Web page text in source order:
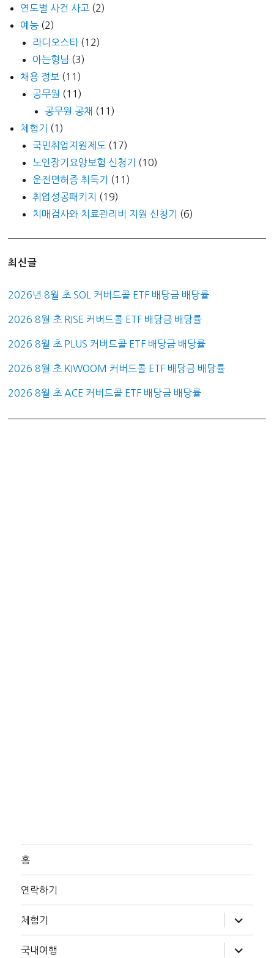
연도별 사건 사고 (2)
예능 (2)
라디오스타(12)
아는형님 (3)
채용 정보 (11)
공무원 (11)
공무원 공채 (11)
체험기
(1)
국민취업지원제도 (17)
노인장기요양보험 신청기
(10)
운전면허증 취득기
(11)
취업성공패키지
(19)
치매검사와 치료관리비 지원 신청기
(6)
최신글
2026년 8월 초 SOL 커버드콜 ETF 배당금 배당률
2026 8월 초 RISE 커버드콜 ETF 배당금 배당률
2026 8월 초 PLUS 커버드콜 ETF 배당금 배당률
2026 8월 초 KIWOOM 커버드콜 ETF 배당금 배당률
2026 8월 초 ACE 커버드콜 ETF 배당금 배당률
홈
연락하기
체험기
위
메
확
국내여행